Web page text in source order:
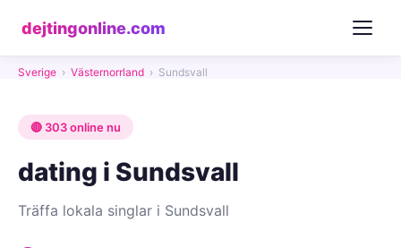
dejtingonline.com
Sverige › Västernorrland › Sundsvall
🔴 303 online nu
dating i Sundsvall
Träffa lokala singlar i Sundsvall